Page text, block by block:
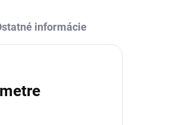
informácie